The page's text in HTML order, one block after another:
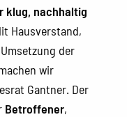
klug, nachhaltig
Hausverstand,
der
wir
Gantner. Der
Betroffener,